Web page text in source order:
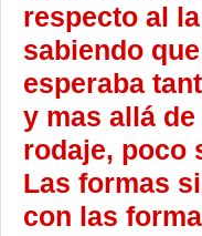
respecto al
sabiendo
esperaba
y mas allá
rodaje, poco
Las formas
con las